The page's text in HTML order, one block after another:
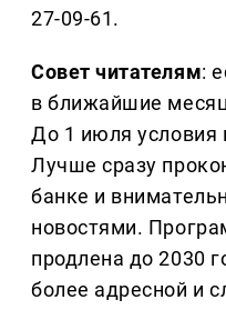
27-09-61.
Совет читателям:
в ближайшие
До 1 июля условия
Лучше сразу
банке и
новостями.
продлена до 2030
более адресной и